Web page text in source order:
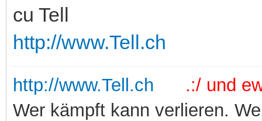
cu Tell
http://www.Tell.ch
http://www.Tell.ch
.:/ und
Wer kämpft kann verlieren.